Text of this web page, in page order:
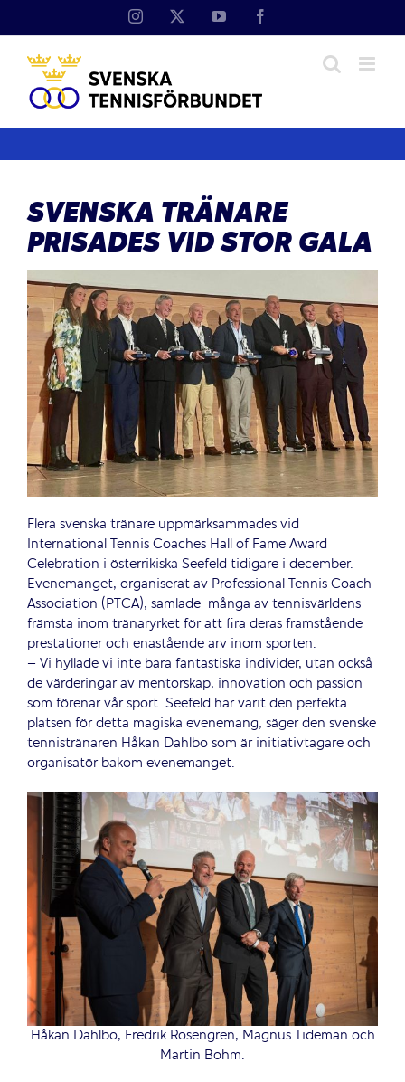
Instagram YouTube
SVENSKA TRÄNARE
PRISADES VID STOR GALA
Flera svenska tränare uppmärksammades vid
International Tennis Coaches Hall of Fame Award
Celebration i österrikiska Seefeld tidigare i december.
Evenemanget, organiserat av Professional Tennis Coach
Association (PTCA), samlade många av tennisvärldens
främsta inom tränaryrket för att fira deras framstående
prestationer och enastående arv inom sporten.
– Vi hyllade vi inte bara fantastiska individer, utan också
de värderingar av mentorskap, innovation och passion
som förenar vår sport. Seefeld har varit den perfekta
platsen för detta magiska evenemang, säger den svenske
tennistränaren Håkan Dahlbo som är initiativtagare och
organisatör bakom evenemanget.
Håkan Dahlbo, Fredrik Rosengren, Magnus Tideman och
Martin Bohm.